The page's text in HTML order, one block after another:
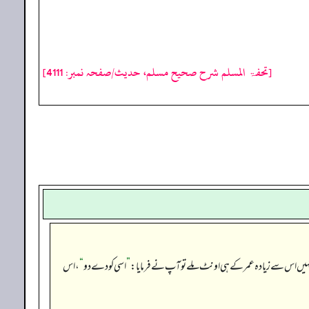
[تحفۃ المسلم شرح صحیح مسلم، حدیث/صفحہ نمبر: 4111]
اس سے زیادہ عمر کے ہی اونٹ ملے تو آپ نے فرمایا:”اسی کو دے دو“، اس